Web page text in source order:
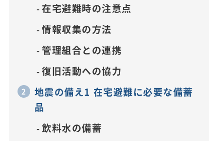
在宅避難時の注意点
情報収集の方法
管理組合との連携
復旧活動への協力
地震の備え1 在宅避難に必要な備蓄
品
飲料水の備蓄